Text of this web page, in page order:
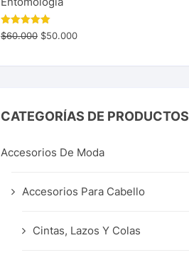
Valorado
con 5.00
$60.000 $50.000
CATEGORÍAS DE PRODUCTOS
Accesorios De Moda
Accesorios Para Cabello
Cintas, Lazos Y Colas